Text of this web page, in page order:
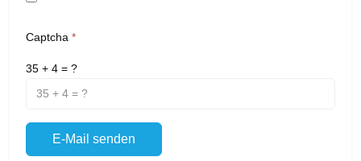
Captcha *
35 + 4 = ?
E-Mail senden